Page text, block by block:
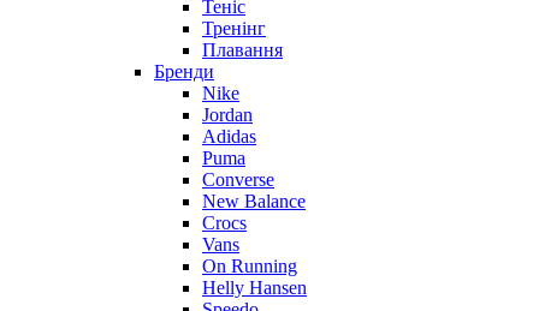
Теніс
Тренінг
Плавання
Бренди
Nike
Jordan
Adidas
Puma
Converse
New Balance
Crocs
Vans
On Running
Helly Hansen